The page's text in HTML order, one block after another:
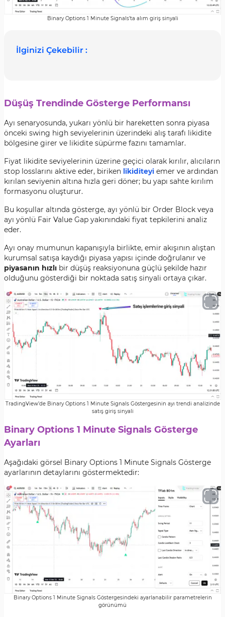
Binary Options 1 Minute Signals’ta alım giriş sinyali
İlginizi Çekebilir :
Düşüş Trendinde Gösterge Performansı
Ayı senaryosunda, yukarı yönlü bir hareketten sonra piyasa
önceki swing high seviyelerinin üzerindeki alış tarafı likidite
bölgesine girer ve likidite süpürme fazını tamamlar.
Fiyat likidite seviyelerinin üzerine geçici olarak kırılır, alıcıların
stop losslarını aktive eder, biriken likiditeyi emer ve ardından
kırılan seviyenin altına hızla geri döner; bu yapı sahte kırılım
formasyonu oluşturur.
Bu koşullar altında gösterge, ayı yönlü bir Order Block veya
ayı yönlü Fair Value Gap yakınındaki fiyat tepkilerini analiz
eder.
Ayı onay mumunun kapanışıyla birlikte, emir akışının alıştan
kurumsal satışa kaydığı piyasa yapısı içinde doğrulanır ve
piyasanın hızlı bir düşüş reaksiyonuna güçlü şekilde hazır
olduğunu gösterdiği bir noktada satış sinyali ortaya çıkar.
TradingView’de Binary Options 1 Minute Signals Göstergesinin ayı trendi analizinde
satış giriş sinyali
Binary Options 1 Minute Signals Gösterge
Ayarları
Aşağıdaki görsel Binary Options 1 Minute Signals Gösterge
ayarlarının detaylarını göstermektedir:
Binary Options 1 Minute Signals Göstergesindeki ayarlanabilir parametrelerin
görünümü